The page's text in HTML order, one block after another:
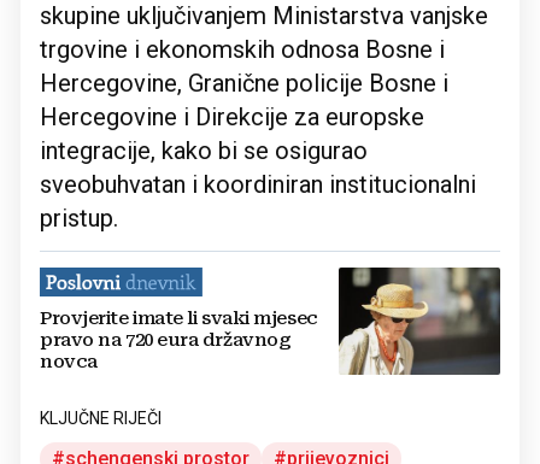
skupine uključivanjem Ministarstva vanjske
trgovine i ekonomskih odnosa Bosne i
Hercegovine, Granične policije Bosne i
Hercegovine i Direkcije za europske
integracije, kako bi se osigurao
sveobuhvatan i koordiniran institucionalni
pristup.
Provjerite imate li svaki mjesec
pravo na 720 eura državnog
novca
KLJUČNE RIJEČI
schengenski prostor prijevoznici